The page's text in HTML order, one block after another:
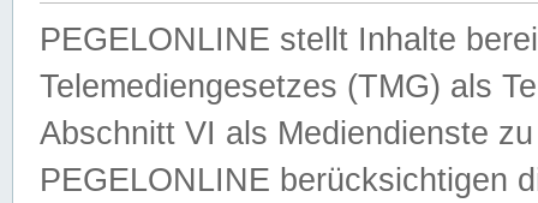
PEGELONLINE stellt Inhalte
Telemediengesetzes (TMG) als
Abschnitt VI als Mediendienste
PEGELONLINE berücksichtigen